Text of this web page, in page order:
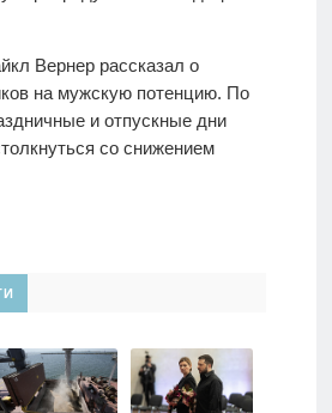
Вернер рассказал о
на мужскую потенцию. По
и отпускные дни
со снижением